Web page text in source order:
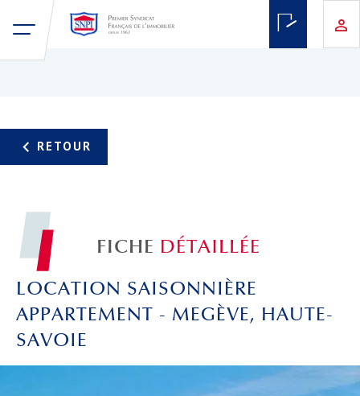
FICHE DÉTAILLÉE
LOCATION SAISONNIÈRE
APPARTEMENT - MEGÈVE, HAUTE-
SAVOIE